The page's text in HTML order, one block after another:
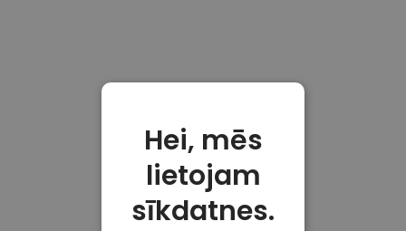
Hei, mēs
lietojam
sīkdatnes.